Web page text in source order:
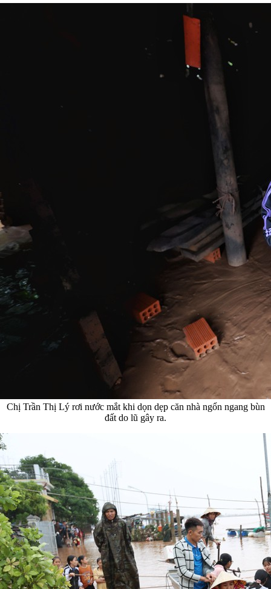
Chị Trần Thị Lý rơi nước mắt khi dọn dẹp căn nhà ngổn ngang bùn
đất do lũ gây ra.